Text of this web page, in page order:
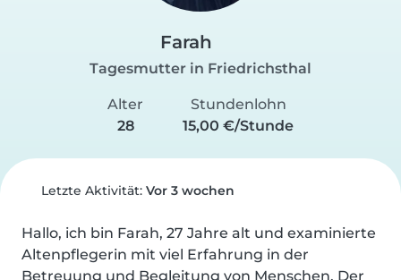
Farah
Tagesmutter in Friedrichsthal
Alter
28
Stundenlohn
15,00 €/Stunde
Letzte Aktivität: Vor 3 wochen
Hallo, ich bin Farah, 27 Jahre alt und examinierte
Altenpflegerin mit viel Erfahrung in der
Betreuung und Begleitung von Menschen. Der